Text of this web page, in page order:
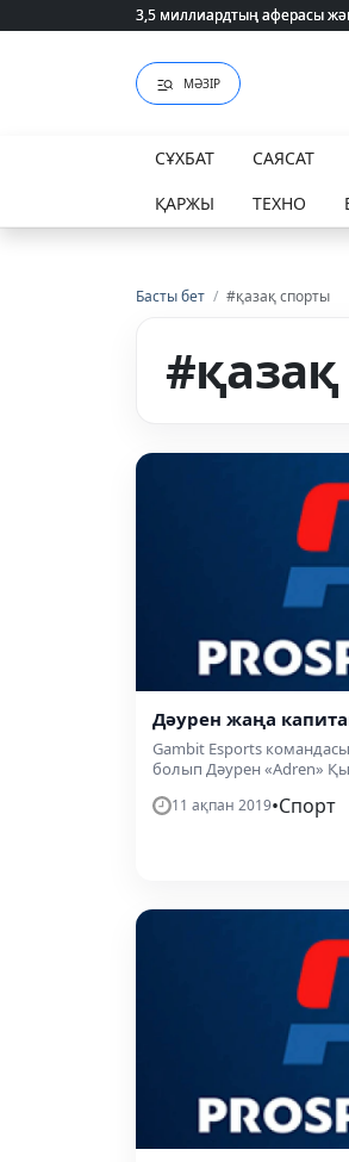
3,5 миллиардтың аферасы
3,5 миллиардтың аферасы
МӘЗІР
СҰХБАТ САЯСАТ
ҚАРЖЫ
ТЕХНО
Басты бет / #қазақ спорты
Дәурен жаңа
Gambit Esports
болып Дәурен «Adren»
11 ақпан 2019•Спорт